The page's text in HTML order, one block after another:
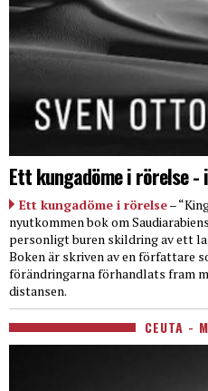
Ett kungadöme i rörelse
Ett kungadöme i rörelse–
nyutkommen bok om
personligt buren skildring av ett
Boken är skriven av en författare
förändringarna förhandlats fram
distansen.
CEUTA -